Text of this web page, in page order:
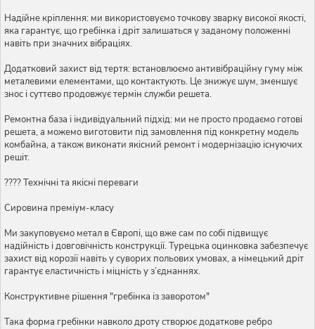
Надійне кріплення: ми використовуємо точкову зварку високої якості,
яка гарантує, що гребінка і дріт залишаться у заданому положенні
навіть при значних вібраціях.
Додатковий захист від тертя: встановлюємо антивібраційну гуму між
металевими елементами, що контактують. Це знижує шум, зменшує
знос і суттєво продовжує термін служби решета.
Ремонтна база і індивідуальний підхід: ми не просто продаємо готові
решета, а можемо виготовити під замовлення під конкретну модель
комбайна, а також виконати якісний ремонт і модернізацію існуючих
решіт.
???? Технічні та якісні переваги
Сировина преміум-класу
Ми закуповуємо метал в Європі, що вже сам по собі підвищує
надійність і довговічність конструкції. Турецька оцинковка забезпечує
захист від корозії навіть у суворих польових умовах, а німецький дріт
гарантує еластичність і міцність у з’єднаннях.
Конструктивне рішення "гребінка із заворотом"
Така форма гребінки навколо дроту створює додаткове ребро